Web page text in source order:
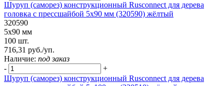
Шуруп (саморез) конструкционный Rusconnect для дерева
головка с прессшайбой 5х90 мм (320590) жёлтый
320590
5х90 мм
100 шт.
716,31 руб./уп.
Наличие: под заказ
-
+
Шуруп (саморез) конструкционный Rusconnect для дерева